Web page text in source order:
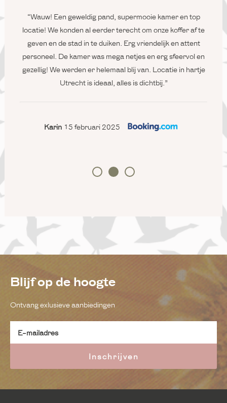
en
“Wauw! Een geweldig pand, supermooie kamer en top
locatie! We konden al eerder terecht om onze koffer af te
geven en de stad in te duiken. Erg vriendelijk en attent
personeel. De kamer was mega netjes en erg sfeervol en
gezellig! We werden er helemaal blij van. Locatie in hartje
Utrecht is ideaal, alles is dichtbij.”
Karin 15 februari 2025
Blijf op de hoogte
Ontvang exlusieve aanbiedingen